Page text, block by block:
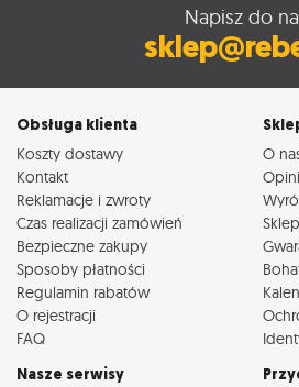
Napisz do
Obsługa klienta
Koszty dostawy
Kontakt
Reklamacje i zwroty
Czas realizacji zamówień
Bezpieczne zakupy
Sposoby płatności
Regulamin rabatów
O rejestracji
FAQ
O
Nasze serwisy